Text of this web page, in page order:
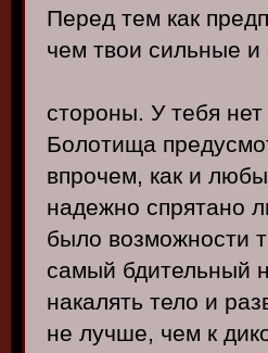
Перед тем как
чем твои сильные и
стороны. У тебя
Болотища
впрочем, как и
надежно спрятано
было возможности
самый бдительный
накалять тело и
не лучше, чем к